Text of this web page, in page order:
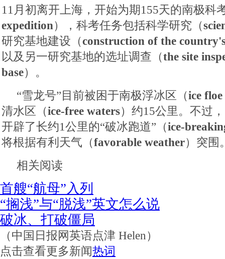
11月初离开上海，开始为期155天的南极科
expedition），科考任务包括科学研究（
研究基地建设（construction of the
以及另一研究基地的选址调查（the site
base）。
“雪龙号”目前被困于南极浮冰区（ice
清水区（ice-free waters）约15公里。不过
开辟了长约1公里的“破冰跑道”（ice-
将根据有利天气（favorable weather）突围
相关阅读
首艘“航母”入列
“搁浅”与“脱浅”英文怎么说
破冰、打破僵局
（中国日报网英语点津 Helen）
点击查看更多新闻热词